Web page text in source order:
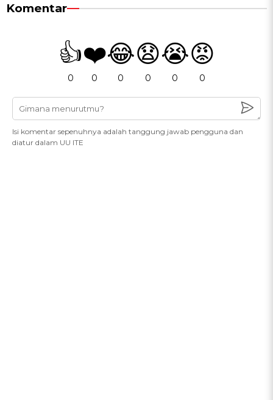
Komentar
👍
0
❤️
0
😂
0
😧
0
😭
0
😡
0
Isi komentar sepenuhnya adalah tanggung jawab pengguna dan
diatur dalam UU ITE